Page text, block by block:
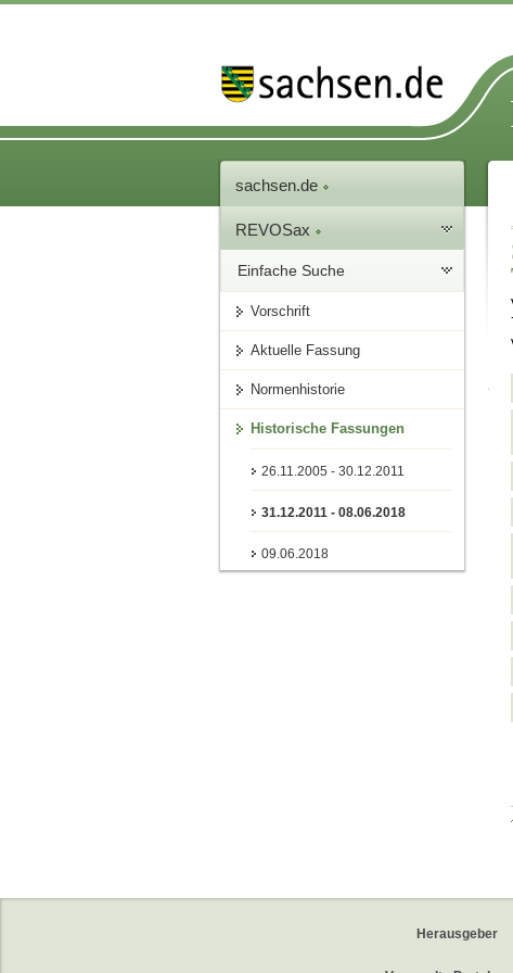
sachsen.de
REVOSax
Einfache Suche
Vorschrift
Aktuelle Fassung
Normenhistorie
Historische Fassungen
26.11.2005 - 30.12.2011
31.12.2011 - 08.06.2018
09.06.2018
Herausgeber